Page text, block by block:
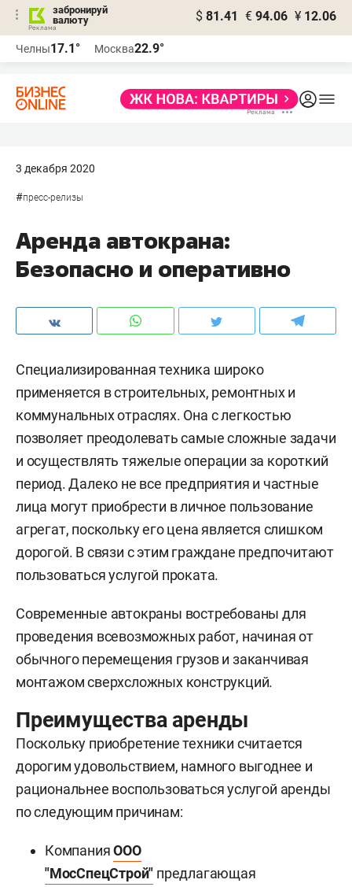
забронируй
валюту
$ 81.41 € 94.06 ¥ 12.06
Челны17.1° Москва22.9°
3 декабря 2020
#пресс-релизы
Аренда автокрана:
Безопасно и оперативно
Специализированная техника широко
применяется в строительных, ремонтных и
коммунальных отраслях. Она с легкостью
позволяет преодолевать самые сложные задачи
и осуществлять тяжелые операции за короткий
период. Далеко не все предприятия и частные
лица могут приобрести в личное пользование
агрегат, поскольку его цена является слишком
дорогой. В связи с этим граждане предпочитают
пользоваться услугой проката.
Современные автокраны востребованы для
проведения всевозможных работ, начиная от
обычного перемещения грузов и заканчивая
монтажом сверхсложных конструкций.
Преимущества аренды
Поскольку приобретение техники считается
дорогим удовольствием, намного выгоднее и
рациональнее воспользоваться услугой аренды
по следующим причинам:
КомпанияООО
"МосСпецСтрой" предлагающая